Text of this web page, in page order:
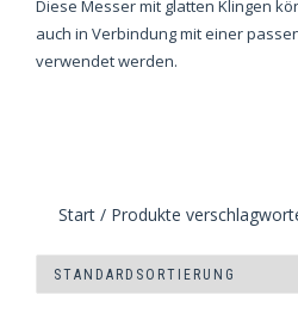
Diese Messer mit glatten Klingen
auch in Verbindung mit einer
verwendet werden.
Start/ Produkte